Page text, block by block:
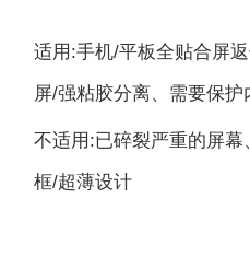
适用:手机/平板全贴合屏
屏/强粘胶分离、需要保护
不适用:已碎裂严重的屏
框/超薄设计